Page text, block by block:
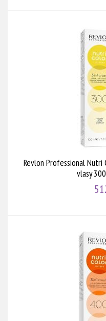
Revlon Professional Nutri
vlasy